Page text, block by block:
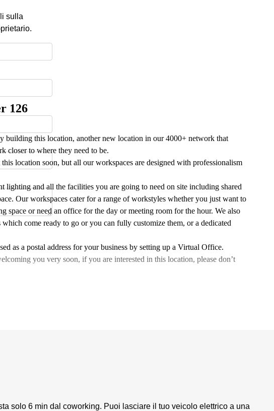
sulla
126
building this location, another new location in our 4000+ network that
closer to where they need to be.
location soon, but all our workspaces are designed with professionalism
lighting and all the facilities you are going to need on site including shared
Our workspaces cater for a range of workstyles whether you just want to
space or need an office for the day or meeting room for the hour. We also
come ready to go or you can fully customize them, or a dedicated
as a postal address for your business by setting up a Virtual Office.
you very soon, if you are interested in this location, please don’t
solo 6 min dal coworking. Puoi lasciare il tuo veicolo elettrico a una